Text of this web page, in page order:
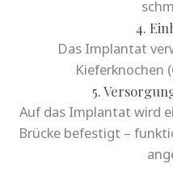
4.
Das Implantat
Kieferknochen
5.
Auf das Implantat wird
Brücke befestigt –